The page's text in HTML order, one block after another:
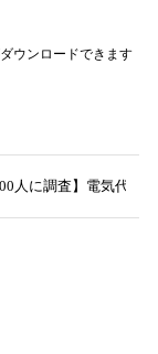
ウンロードできます
人に調査】電気代の